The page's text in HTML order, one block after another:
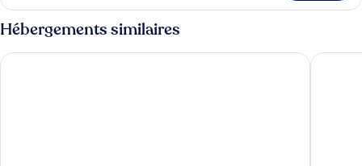
le
type
de
chambre
Cabane
Hébergements similaires
Canyon Lodge & Cabins - Inside the Park Grant